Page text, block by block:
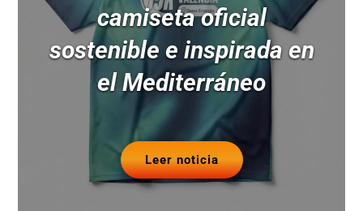
camiseta oficial
sostenible e inspirada en
el Mediterráneo
Leer noticia